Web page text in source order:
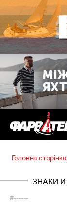
Головна сторінка
ЗНАКИ
#------